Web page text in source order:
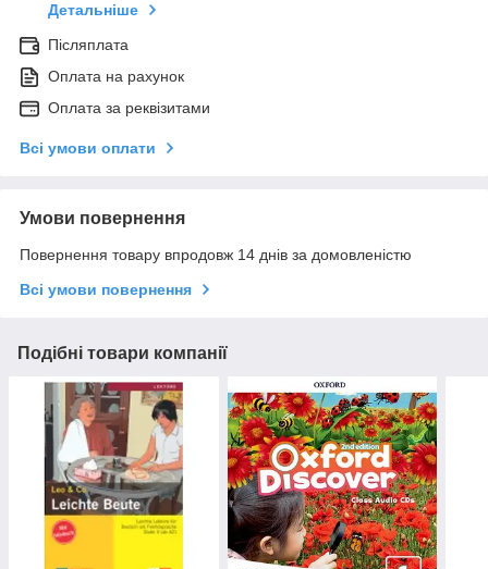
Детальніше
Післяплата
Оплата на рахунок
Оплата за реквізитами
Всі умови оплати
Умови повернення
Повернення товару впродовж 14 днів за домовленістю
Всі умови повернення
Подібні товари компанії